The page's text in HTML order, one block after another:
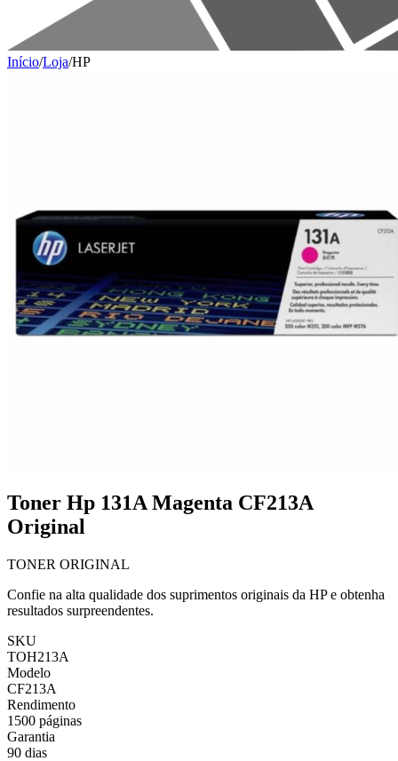
Início/Loja/HP
Toner Hp 131A Magenta CF213A
Original
TONER ORIGINAL
Confie na alta qualidade dos suprimentos originais da HP e obtenha
resultados surpreendentes.
SKU
TOH213A
Modelo
CF213A
Rendimento
1500 páginas
Garantia
90 dias